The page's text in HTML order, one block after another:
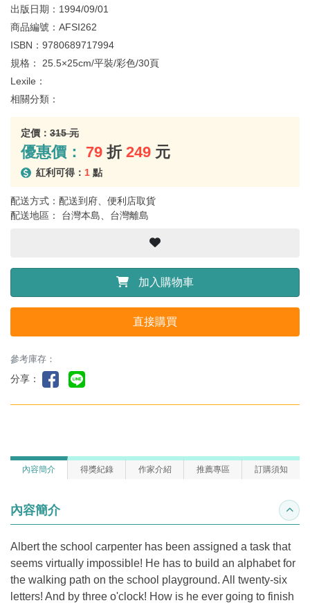
出版日期： 1994/09/01
商品編號： AFSI262
ISBN： 9780689717994
規格： 25.5×25cm/平裝/彩色/30頁
Lexile：
相關分類：
定價： 315 元
優惠價： 79 折 249 元
紅利可得： 1 點
配送方式：配送到府、便利店取貨
配送地區： 台灣本島、台灣離島
加入購物車
直接購買
參考庫存：
分享：
內容簡介 得獎紀錄 作家介紹 推薦專區 訂購須知
內容簡介 收合
Albert the school carpenter has been assigned a task that
seems virtually impossible! He has to build an alphabet for
the walking path on the school playground. All twenty-six
letters! And by three o'clock! How is he ever going to finish